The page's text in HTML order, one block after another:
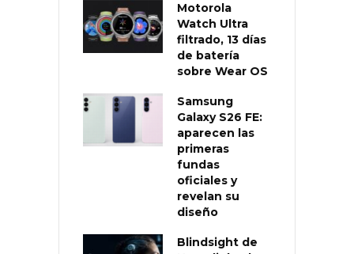
Motorola
Watch Ultra
filtrado, 13 días
de batería
sobre Wear OS
Samsung
Galaxy S26 FE:
aparecen las
primeras
fundas
oficiales y
revelan su
diseño
Blindsight de